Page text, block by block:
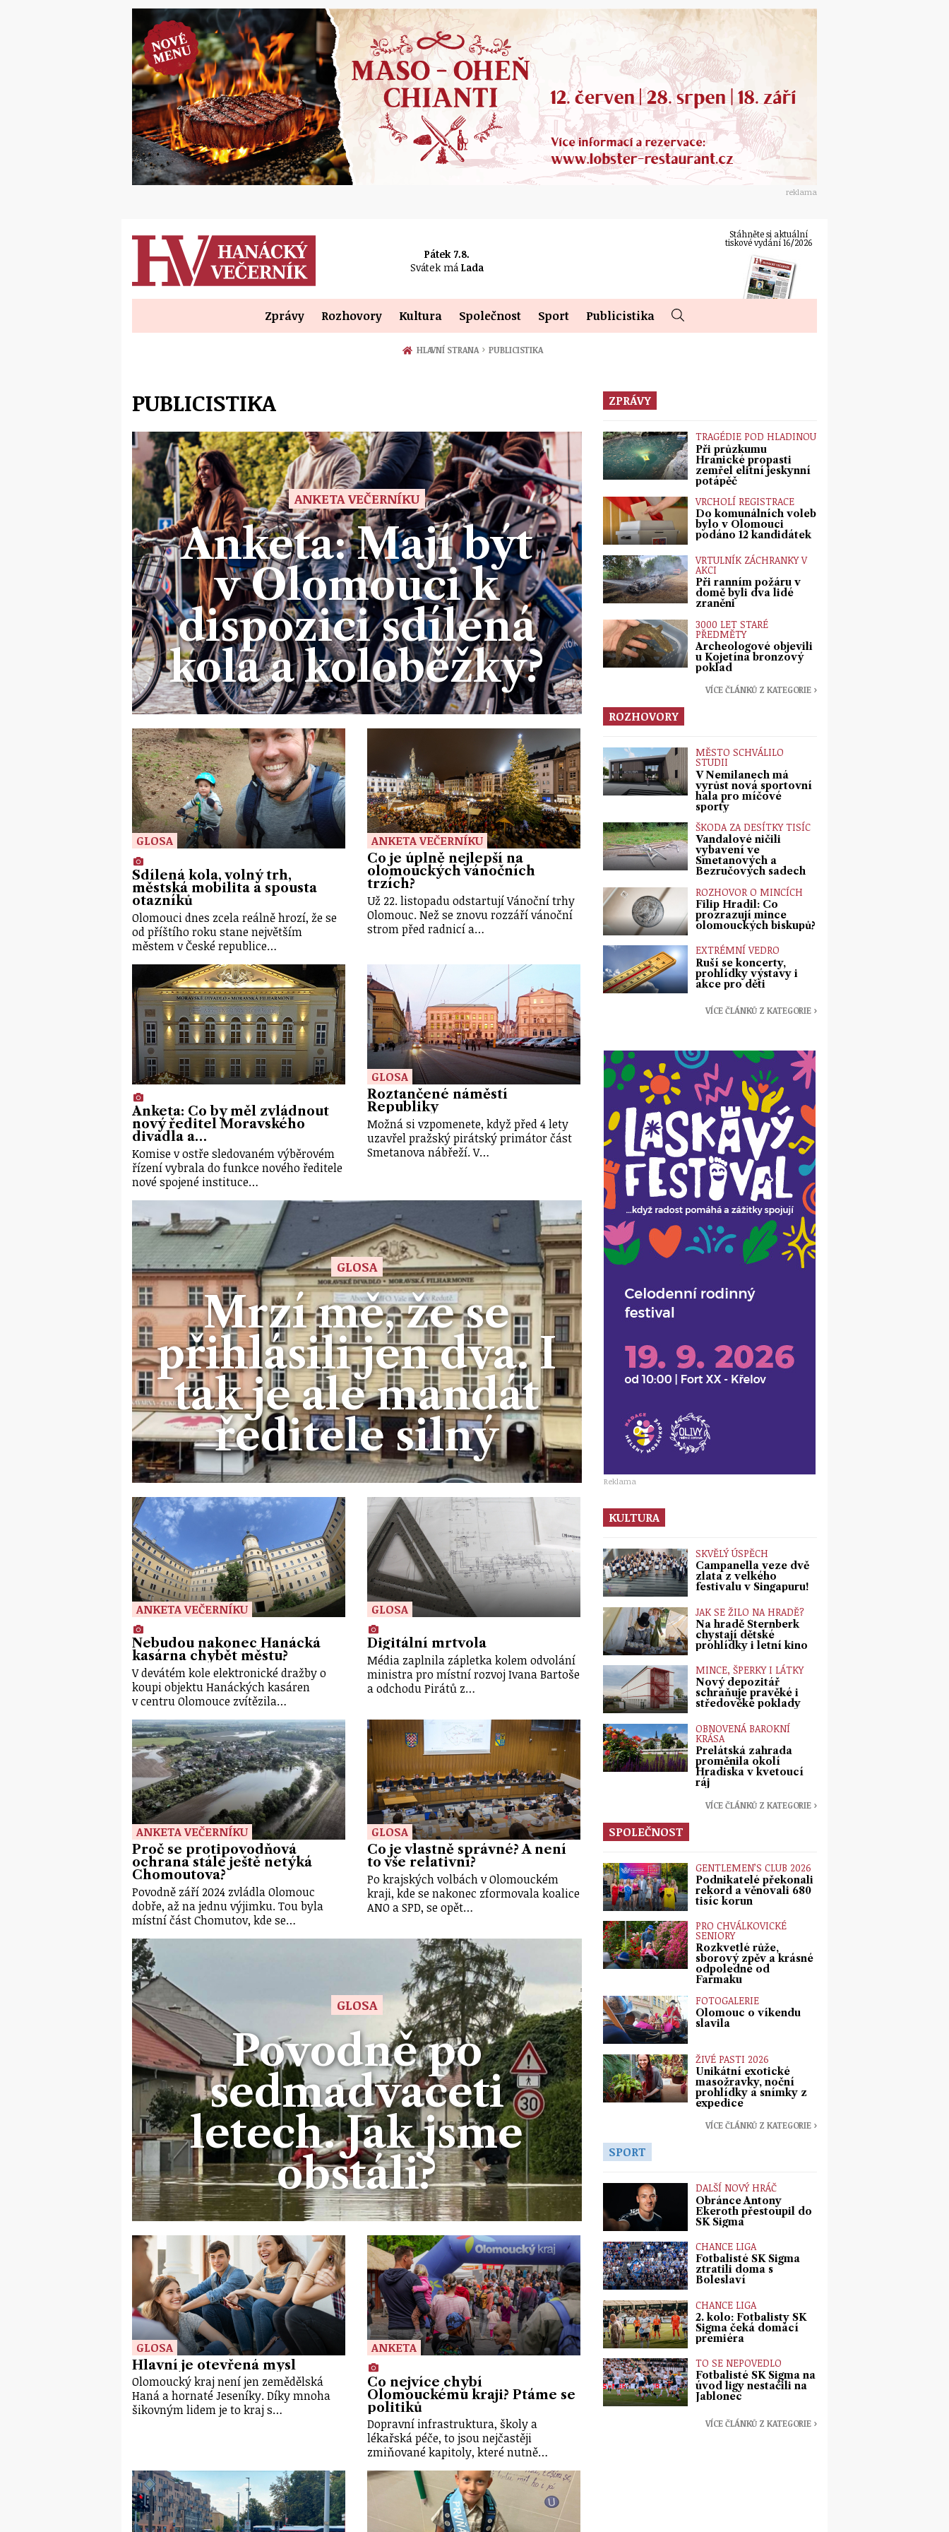
reklama
Pátek 7.8.
Svátek má Lada
Stáhněte si aktuální
tiskové vydání 16/2026
Zprávy Rozhovory Kultura Společnost Sport Publicistika
HLAVNÍ STRANA › PUBLICISTIKA
PUBLICISTIKA
ANKETA VEČERNÍKU
Anketa: Mají být
v Olomouci k
dispozici sdílená
kola a koloběžky?
GLOSA
Sdílená kola, volný trh,
městská mobilita a spousta
otazníků
Olomouci dnes zcela reálně hrozí, že se
od příštího roku stane největším
městem v České republice…
ANKETA VEČERNÍKU
Co je úplně nejlepší na
olomouckých vánočních
trzích?
Už 22. listopadu odstartují Vánoční trhy
Olomouc. Než se znovu rozzáří vánoční
strom před radnicí a…
Anketa: Co by měl zvládnout
nový ředitel Moravského
divadla a…
Komise v ostře sledovaném výběrovém
řízení vybrala do funkce nového ředitele
nové spojené instituce…
GLOSA
Roztančené náměstí
Republiky
Možná si vzpomenete, když před 4 lety
uzavřel pražský pirátský primátor část
Smetanova nábřeží. V…
GLOSA
Mrzí mě, že se
přihlásili jen dva. I
tak je ale mandát
ředitele silný
ANKETA VEČERNÍKU
Nebudou nakonec Hanácká
kasárna chybět městu?
V devátém kole elektronické dražby o
koupi objektu Hanáckých kasáren
v centru Olomouce zvítězila…
GLOSA
Digitální mrtvola
Média zaplnila zápletka kolem odvolání
ministra pro místní rozvoj Ivana Bartoše
a odchodu Pirátů z…
ANKETA VEČERNÍKU
Proč se protipovodňová
ochrana stále ještě netýká
Chomoutova?
Povodně září 2024 zvládla Olomouc
dobře, až na jednu výjimku. Tou byla
místní část Chomutov, kde se…
GLOSA
Co je vlastně správné? A není
to vše relativní?
Po krajských volbách v Olomouckém
kraji, kde se nakonec zformovala koalice
ANO a SPD, se opět…
GLOSA
Povodně po
sedmadvaceti
letech. Jak jsme
obstáli?
GLOSA
Hlavní je otevřená mysl
Olomoucký kraj není jen zemědělská
Haná a hornaté Jeseníky. Díky mnoha
šikovným lidem je to kraj s…
ANKETA
Co nejvíce chybí
Olomouckému kraji? Ptáme se
politiků
Dopravní infrastruktura, školy a
lékařská péče, to jsou nejčastěji
zmiňované kapitoly, které nutně…
ZPRÁVY
TRAGÉDIE POD HLADINOU
Při průzkumu
Hranické propasti
zemřel elitní jeskynní
potápěč
VRCHOLÍ REGISTRACE
Do komunálních voleb
bylo v Olomouci
podáno 12 kandidátek
VRTULNÍK ZÁCHRANKY V
AKCI
Při ranním požáru v
domě byli dva lidé
zraněni
3000 LET STARÉ
PŘEDMĚTY
Archeologové objevili
u Kojetína bronzový
poklad
VÍCE ČLÁNKŮ Z KATEGORIE ›
ROZHOVORY
MĚSTO SCHVÁLILO
STUDII
V Nemilanech má
vyrůst nová sportovní
hala pro míčové
sporty
ŠKODA ZA DESÍTKY TISÍC
Vandalové ničili
vybavení ve
Smetanových a
Bezručových sadech
ROZHOVOR O MINCÍCH
Filip Hradil: Co
prozrazují mince
olomouckých biskupů?
EXTRÉMNÍ VEDRO
Ruší se koncerty,
prohlídky výstavy i
akce pro děti
VÍCE ČLÁNKŮ Z KATEGORIE ›
Reklama
KULTURA
SKVĚLÝ ÚSPĚCH
Campanella veze dvě
zlata z velkého
festivalu v Singapuru!
JAK SE ŽILO NA HRADĚ?
Na hradě Šternberk
chystají dětské
prohlídky i letní kino
MINCE, ŠPERKY I LÁTKY
Nový depozitář
schraňuje pravěké i
středověké poklady
OBNOVENÁ BAROKNÍ
KRÁSA
Prelátská zahrada
proměnila okolí
Hradiska v kvetoucí
ráj
VÍCE ČLÁNKŮ Z KATEGORIE ›
SPOLEČNOST
GENTLEMEN’S CLUB 2026
Podnikatelé překonali
rekord a věnovali 680
tisíc korun
PRO CHVÁLKOVICKÉ
SENIORY
Rozkvetlé růže,
sborový zpěv a krásné
odpoledne od
Farmaku
FOTOGALERIE
Olomouc o víkendu
slavila
ŽIVÉ PASTI 2026
Unikátní exotické
masožravky, noční
prohlídky a snímky z
expedice
VÍCE ČLÁNKŮ Z KATEGORIE ›
SPORT
DALŠÍ NOVÝ HRÁČ
Obránce Antony
Ekeroth přestoupil do
SK Sigma
CHANCE LIGA
Fotbalisté SK Sigma
ztratili doma s
Boleslaví
CHANCE LIGA
2. kolo: Fotbalisty SK
Sigma čeká domácí
premiéra
TO SE NEPOVEDLO
Fotbalisté SK Sigma na
úvod ligy nestačili na
Jablonec
VÍCE ČLÁNKŮ Z KATEGORIE ›